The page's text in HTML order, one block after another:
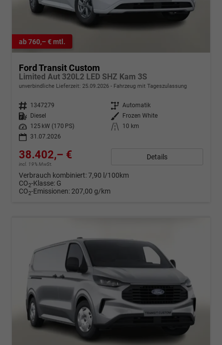
ab 760,– € mtl.
Ford Transit Custom
Limited Aut 320L2 LED SHZ Kam 3S
unverbindliche Lieferzeit: 25.09.2026 Fahrzeug mit Tageszulassung
Fahrzeugnr. 1347279 Getriebe Automatik
Kraftstoff
Diesel Außenfarbe
Frozen White
Leistung
125 kW (170 PS) Kilometerstand
10 km
31.07.2026
38.402,– €
incl. 19% MwSt.
Details
Verbrauch kombiniert:7,90 l/100km
CO2-Klasse: G
CO2-Emissionen: 207,00 g/km